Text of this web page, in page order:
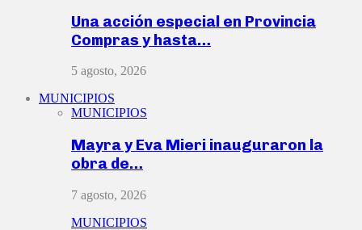
Una acción especial en Provincia
Compras y hasta…
5 agosto, 2026
MUNICIPIOS
MUNICIPIOS
Mayra y Eva Mieri inauguraron la
obra de…
7 agosto, 2026
MUNICIPIOS